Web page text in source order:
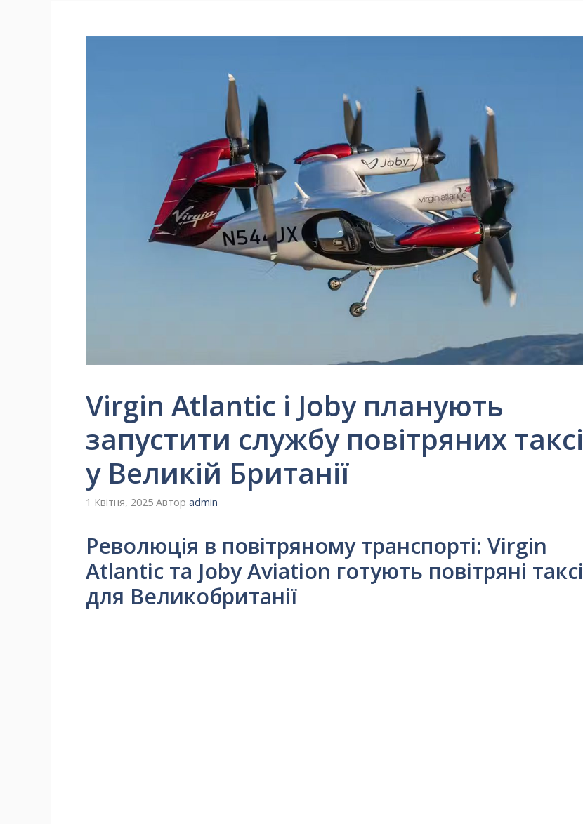
Virgin Atlantic і Joby планують
запустити службу повітряних таксі
у Великій Британії
1 Квітня, 2025 Автор admin
Революція в повітряному транспорті: Virgin
Atlantic та Joby Aviation готують повітряні таксі
для Великобританії